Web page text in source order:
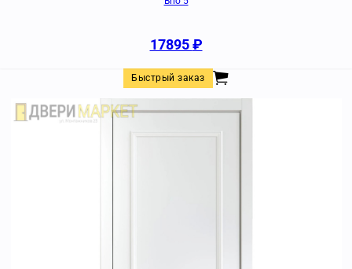
17895₽
Быстрый заказ